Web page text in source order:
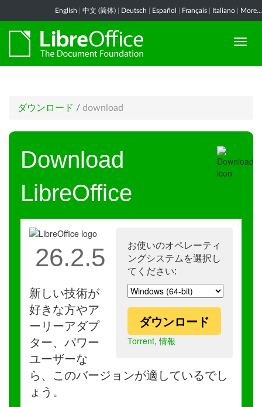
English 中文 (简体) Deutsch Español Français Italiano More...
ダウンロード / download
Download
LibreOffice
お使いのオペレーティ
ングシステムを選択し
てください:
ダウンロード
Torrent,情報
26.2.5
新しい技術が
好きな方やア
ーリーアダプ
ター、パワー
ユーザーな
ら、このバージョンが適しているでし
ょう。